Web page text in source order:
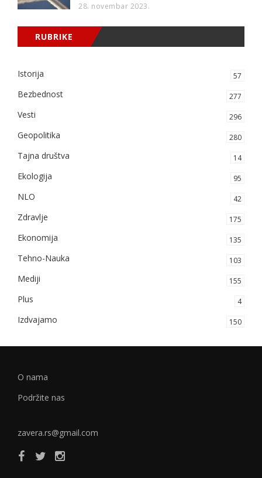
28. novembar 2023.
RUBRIKE
Istorija 57
Bezbednost 277
Vesti 296
Geopolitika 280
Tajna društva 14
Ekologija 95
NLO 42
Zdravlje 175
Ekonomija 135
Tehno-Nauka 103
Mediji 155
Plus 4
Izdvajamo 150
O nama
Podržite nas
zavera.rs@gmail.com